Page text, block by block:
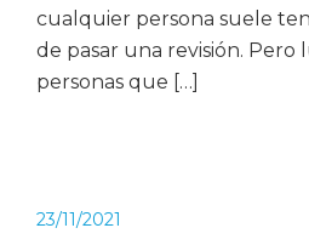
cualquier persona suele
de pasar una revisión. Pero
personas que […]
23/11/2021